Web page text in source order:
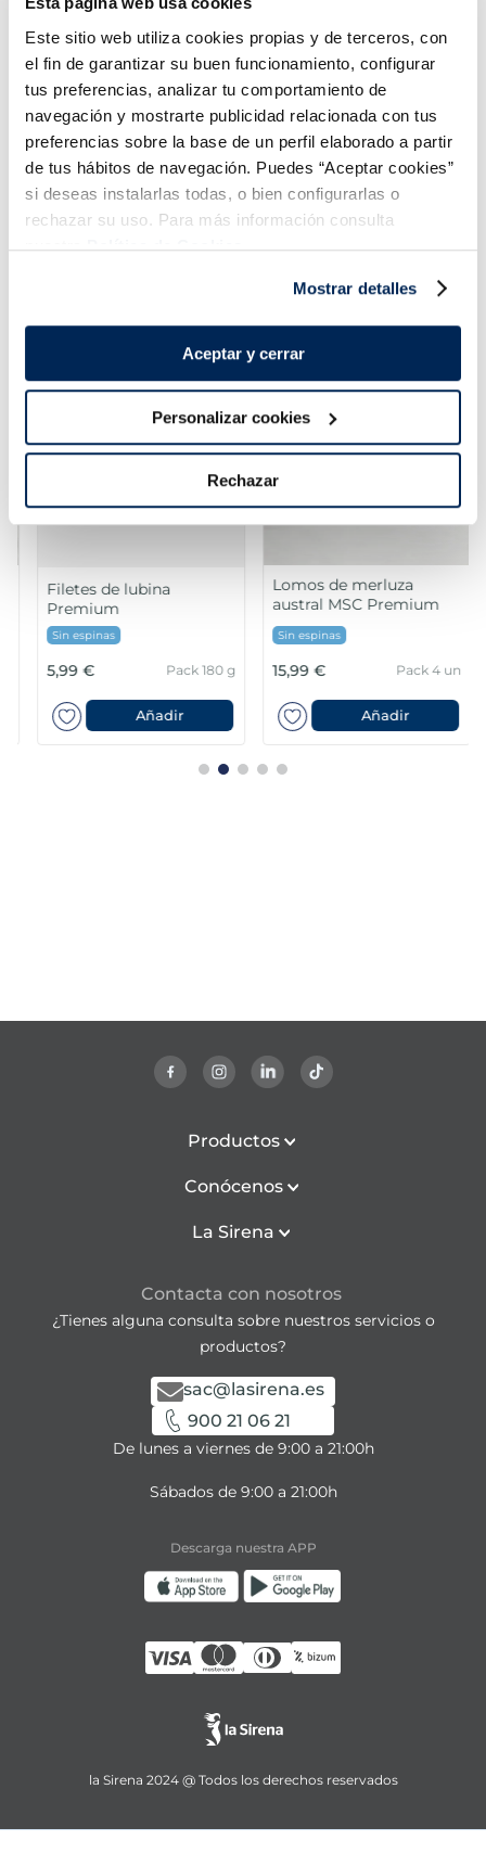
Este sitio web utiliza cookies propias y de terceros, con
el fin de garantizar su buen funcionamiento, configurar
tus preferencias, analizar tu comportamiento de
navegación y mostrarte publicidad relacionada con tus
preferencias sobre la base de un perfil elaborado a partir
de tus hábitos de navegación. Puedes “Aceptar cookies”
si deseas instalarlas todas, o bien configurarlas o
rechazar su uso. Para más información consulta
nuestraPolítica de Cookies.
Mostrar detalles
Aceptar y cerrar
Personalizar cookies
Rechazar
McCain
Vegano
Añadir
Sin gluten
Bolsa 600g
Añadir
¡Combínalo y hazte un menú de 10!
Filetes de lubina
Premium
Sin espinas
5,99 € Pack 180 g
Añadir
Lomos de merluza
austral MSC Premium
Sin espinas
15,99 € Pack 4 un
Añadir
Productos
Conócenos
La Sirena
Contacta con nosotros
¿Tienes alguna consulta sobre nuestros servicios o
productos?
sac@lasirena.es
900 21 06 21
De lunes a viernes de 9:00 a 21:00h
Sábados de 9:00 a 21:00h
Descarga nuestra APP
la Sirena 2024 @ Todos los derechos reservados